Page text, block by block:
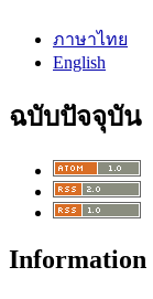
ภาษาไทย
English
ฉบับปัจจุบัน
Information